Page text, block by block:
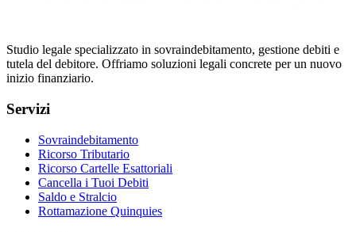
Studio legale specializzato in sovraindebitamento, gestione debiti e
tutela del debitore. Offriamo soluzioni legali concrete per un nuovo
inizio finanziario.
Servizi
Sovraindebitamento
Ricorso Tributario
Ricorso Cartelle Esattoriali
Cancella i Tuoi Debiti
Saldo e Stralcio
Rottamazione Quinquies